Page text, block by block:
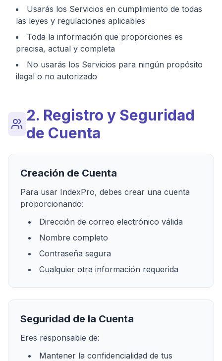
Usarás los Servicios en cumplimiento de todas
las leyes y regulaciones aplicables
Toda la información que proporciones es
precisa, actual y completa
No usarás los Servicios para ningún propósito
ilegal o no autorizado
2. Registro y Seguridad
de Cuenta
Creación de Cuenta
Para usar IndexPro, debes crear una cuenta
proporcionando:
Dirección de correo electrónico válida
Nombre completo
Contraseña segura
Cualquier otra información requerida
Seguridad de la Cuenta
Eres responsable de:
Mantener la confidencialidad de tus